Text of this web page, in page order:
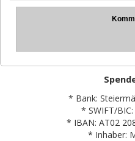
* Bank:
* SWIFT/BIC:
* IBAN: AT02
* Inhaber: